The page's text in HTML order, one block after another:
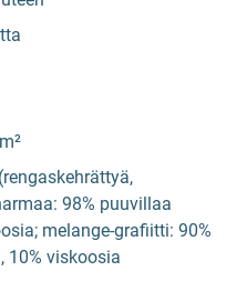
98% puuvillaa
melange-grafiitti: 90%
10% viskoosia